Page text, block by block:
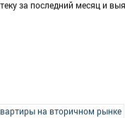
за последний месяц и
на вторичном рынке